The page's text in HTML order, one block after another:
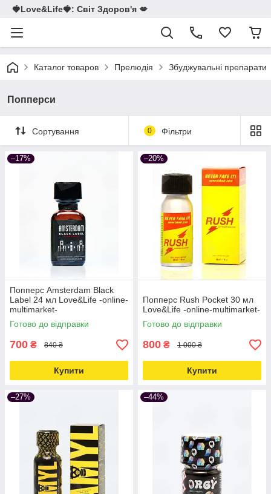
🍓Love&Life🍓: Світ Здоров'я 💋
Каталог товаров Прелюдія Збуджувальні препарати
Попперси
Сортування 0 Фільтри
–17%
Попперс Amsterdam Black
Label 24 мл Love&Life -online-
multimarket-
Готово до відправки
700 ₴ 840 ₴
Купити
–20%
Попперс Rush Pocket 30 мл
Love&Life -online-multimarket-
Готово до відправки
800 ₴ 1 000 ₴
Купити
–27% –44%